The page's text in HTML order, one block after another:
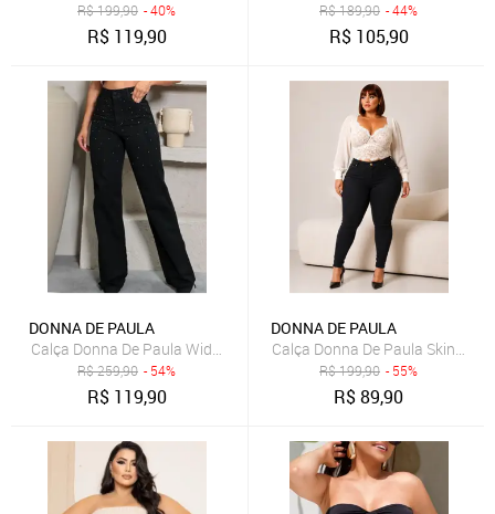
R$199,90 - 40%
R$ 119,90
R$189,90 - 44%
R$ 105,90
DONNA DE PAULA
Calça Donna De Paula Wide Leg Preta Com Brilhos E Strass Cintura
R$259,90 - 54%
R$ 119,90
DONNA DE PAULA
Calça Donna De Paula Skinny
R$199,90 - 55%
R$89,90